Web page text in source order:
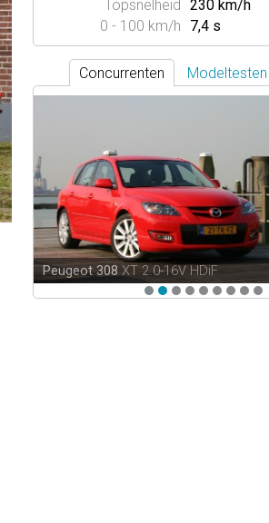
Topsnelheid 230 km/h
0 - 100 km/h
7,4 s
Concurrenten Modeltesten
Peugeot 308 XT 2.0-16V HDiF